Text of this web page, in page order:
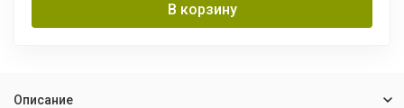
В корзину
Описание